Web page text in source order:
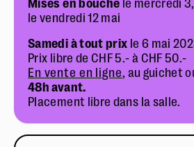
Mises en bouche le mercredi
le vendredi 12 mai
Samedi à tout prix le 6 mai
Prix libre de CHF 5.- à CHF 50.-
En vente en ligne, au guichet
48h avant.
Placement libre dans la salle.